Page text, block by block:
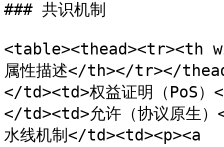
### 共识机制
<table><thead><tr><th
属性描述</th></tr></
</td><td>权益证明（PoS
</td><td>允许（协议原生
水线机制</td><td><p><a